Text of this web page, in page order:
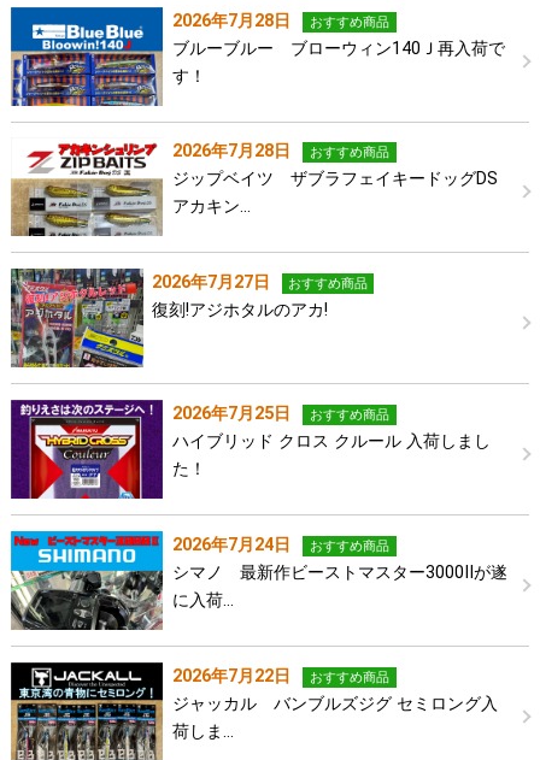
2026年7月28日 おすすめ商品
ブルーブルー ブローウィン140Ｊ再入荷で
す！
2026年7月28日 おすすめ商品
ジップベイツ ザブラフェイキードッグDS
アカキン…
2026年7月27日 おすすめ商品
復刻!アジホタルのアカ!
2026年7月25日 おすすめ商品
ハイブリッド クロス クルール 入荷しまし
た！
2026年7月24日 おすすめ商品
シマノ 最新作ビーストマスター3000Ⅱが遂
に入荷…
2026年7月22日 おすすめ商品
ジャッカル バンブルズジグ セミロング入
荷しま…